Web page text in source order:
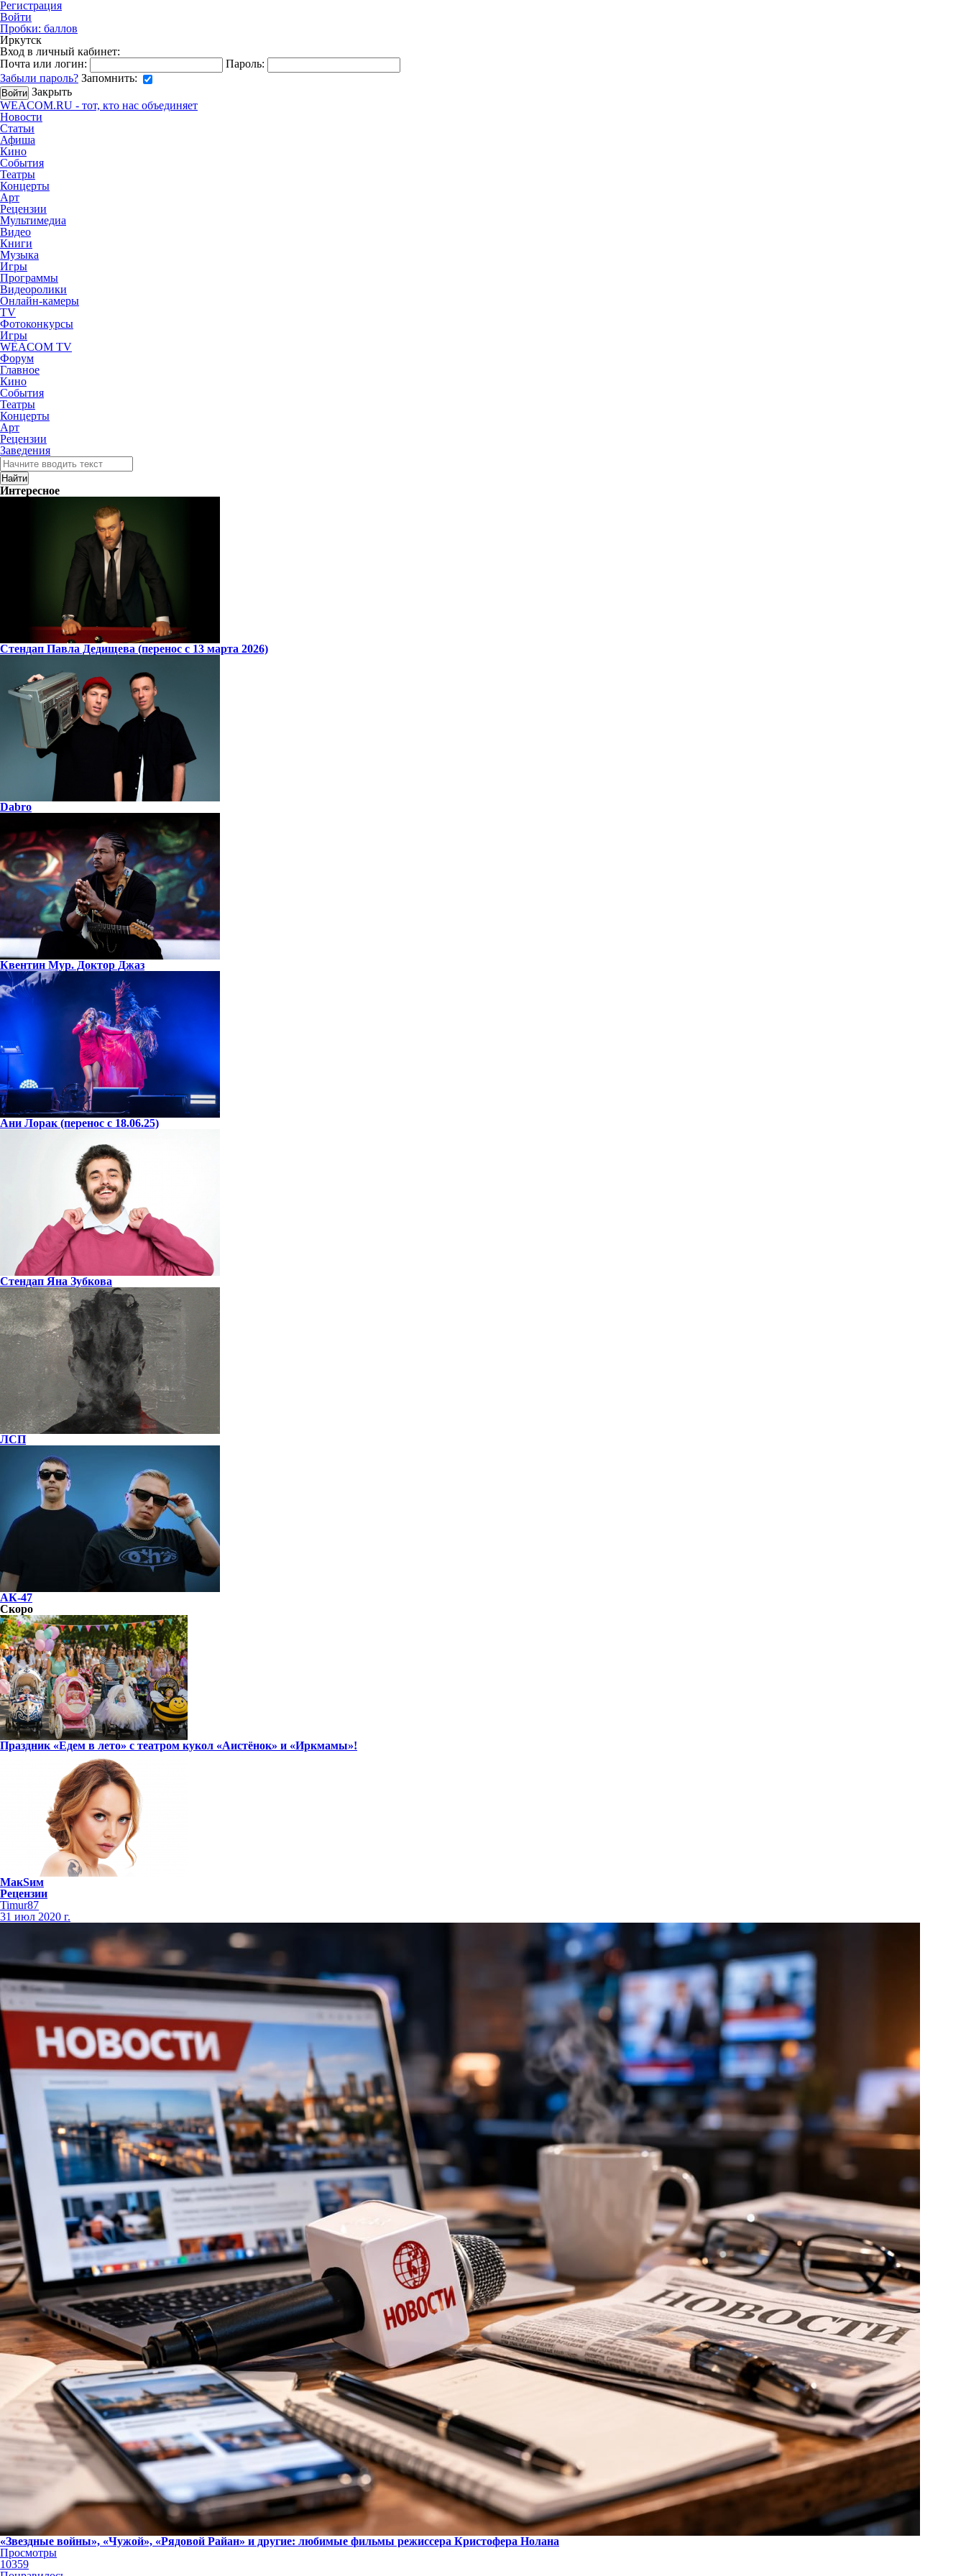
Регистрация
Войти
Пробки: баллов
Иркутск
Вход в личный кабинет:
Почта или логин:
Пароль:
Забыли пароль? Запомнить:
Закрыть
WEACOM.RU - тот, кто нас объединяет
Новости
Статьи
Афиша
Кино
События
Театры
Концерты
Арт
Рецензии
Мультимедиа
Видео
Книги
Музыка
Игры
Программы
Видеоролики
Онлайн-камеры
TV
Фотоконкурсы
Игры
WEACOM TV
Форум
Главное
Кино
События
Театры
Концерты
Арт
Рецензии
Заведения
Интересное
Стендап Павла Дедищева (перенос с 13 марта 2026)
Dabro
Квентин Мур. Доктор Джаз
Ани Лорак (перенос с 18.06.25)
Стендап Яна Зубкова
ЛСП
АК-47
Скоро
Праздник «Едем в лето» с театром кукол «Аистёнок» и «Иркмамы»!
МакSим
Рецензии
Timur87
31 июл 2020 г.
«Звездные войны», «Чужой», «Рядовой Райан» и другие: любимые фильмы режиссера Кристофера Нолана
Просмотры
10359